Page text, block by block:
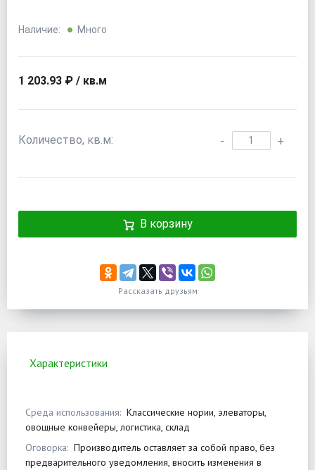
Наличие: Много
1 203.93 ₽ / кв.м
Количество, кв.м: - +
В корзину
Рассказать друзьям
Характеристики
Среда использования: Классические нории, элеваторы,
овощные конвейеры, логистика, склад
Оговорка: Производитель оставляет за собой право, без
предварительного уведомления, вносить изменения в